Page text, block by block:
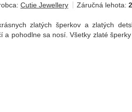
Cutie Jewellery Záručná lehota:
zlatých šperkov a zlatých
pohodlne sa nosí. Všetky zlaté